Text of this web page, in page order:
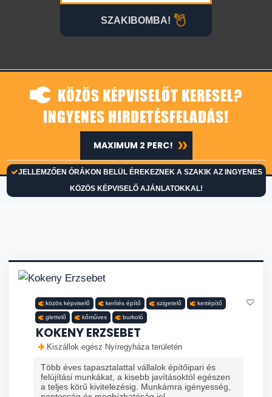
SZAKIBOMBA!
KÖZÖS KÉPVISELŐT KERESEL?
INGYENES HIRDETÉSFELADÁS!
JELLEMZŐEN ÓRÁKON BELÜL ÉREKEZNEK A SZAKIK AZ INGYENES
KÖZÖS KÉPVISELŐ AJÁNLATOKKAL!
MAXIMUM 2 PERC!
közös képviselő kerítés építő szigetelő kertépítő
glettelő kőműves burkoló
KOKENY ERZSEBET
Kiszállok egész Nyíregyháza területén
Több éves tapasztalattal vállalok építőipari és
felújítási munkákat, a kisebb javításoktól egészen
a teljes körű kivitelezésig. Munkámra igényesség,